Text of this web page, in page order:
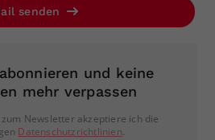
senden
und keine
mehr verpassen
Newsletter akzeptiere ich die
Datenschutzrichtlinien.